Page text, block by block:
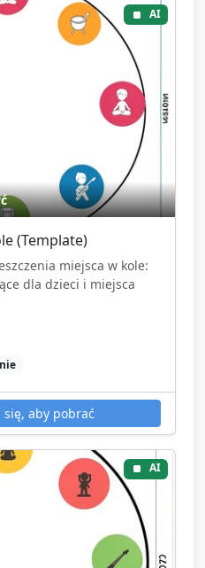
AI
(Template)
miejsca w kole:
dla dzieci i miejsca
aby pobrać
AI